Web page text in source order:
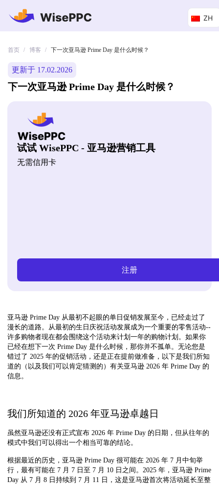
ZH
首页 / 博客 / 下一次亚马逊 Prime Day 是什么时候？
更新于 17.02.2026
下一次亚马逊 Prime Day 是什么时候？
试试 WisePPC - 亚马逊营销工具
无需信用卡
注册
亚马逊 Prime Day 从最初不起眼的单日促销发展至今，已经走过了
漫长的道路。从最初的生日庆祝活动发展成为一个重要的零售活动--
许多购物者现在都会围绕这个活动来计划一年的购物计划。如果你
已经在想下一次 Prime Day 是什么时候，那你并不孤单。无论您是
错过了 2025 年的促销活动，还是正在提前做准备，以下是我们所知
道的（以及我们可以肯定猜测的）有关亚马逊 2026 年 Prime Day 的
信息。
我们所知道的 2026 年亚马逊卓越日
虽然亚马逊还没有正式宣布 2026 年 Prime Day 的日期，但从往年的
模式中我们可以得出一个相当可靠的结论。
根据最近的历史，亚马逊 Prime Day 很可能在 2026 年 7 月中旬举
行，最有可能在 7 月 7 日至 7 月 10 日之间。2025 年，亚马逊 Prime
Day 从 7 月 8 日持续到 7 月 11 日，这是亚马逊首次将活动延长至整